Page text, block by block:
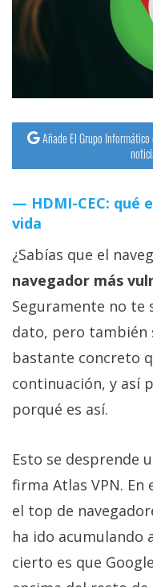
Operadores
Trucos
y
Tutoriales
Sistemas
operativos
Profesional
+
Más
temas
Foros
Contacto
Sobre
Añade El Grupo
HDMI-CEC: qué
vida
¿Sabías que el
navegador más
Seguramente no te
dato, pero también
bastante concreto
continuación, y así
porqué es así.
Esto se desprende
firma Atlas VPN. En
el top de
ha ido acumulando
cierto es que